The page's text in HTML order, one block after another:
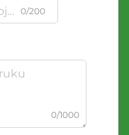
0/200
0/1000